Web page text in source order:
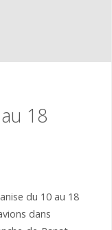
18
du 10 au 18
dans